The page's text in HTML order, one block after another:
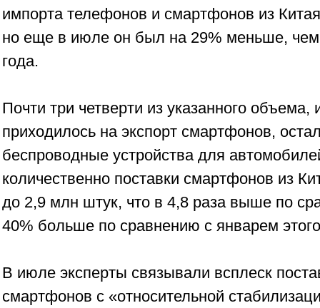
импорта телефонов и смартфонов из
но еще в июле он был на 29% меньше, чем
года.
Почти три четверти из указанного объема,
приходилось на экспорт смартфонов,
беспроводные устройства для
количественно поставки смартфонов из
до 2,9 млн штук, что в 4,8 раза выше по
40% больше по сравнению с январем
В июле эксперты связывали всплеск
смартфонов с «относительной